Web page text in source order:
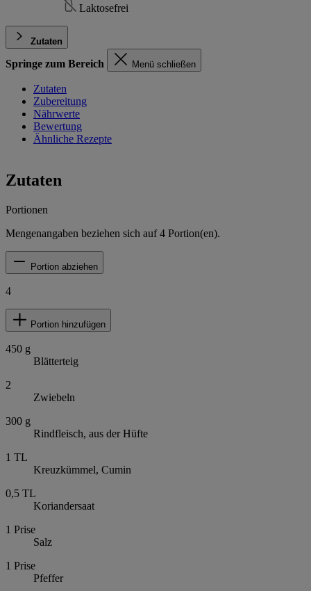
Laktosefrei
Zutaten
Springe zum Bereich Menü schließen
Zutaten
Zubereitung
Nährwerte
Bewertung
Ähnliche Rezepte
Zutaten
Portionen
Mengenangaben beziehen sich auf4 Portion(en).
Portion abziehen
4
Portion hinzufügen
450 g
Blätterteig
2
Zwiebeln
300 g
Rindfleisch, aus der Hüfte
1 TL
Kreuzkümmel, Cumin
0,5 TL
Koriandersaat
1 Prise
Salz
1 Prise
Pfeffer